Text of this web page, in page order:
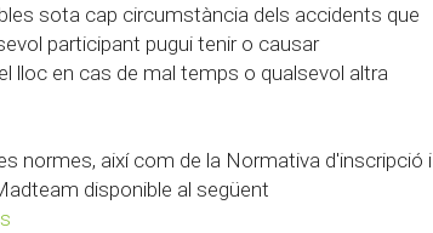
sota cap circumstància dels accidents que
participant pugui tenir o causar
lloc en cas de mal temps o qualsevol altra
normes, així com de la Normativa d'inscripció i
disponible al següent